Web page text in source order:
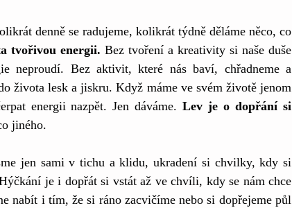
denně se radujeme, kolikrát týdně děláme něco, co
tvořivou energii. Bez tvoření a kreativity si naše duše
neproudí. Bez aktivit, které nás baví, chřadneme a
života lesk a jiskru. Když máme ve svém životě jenom
energii nazpět. Jen dáváme. Lev je o dopřání si
jiného.
jen sami v tichu a klidu, ukradení si chvilky, kdy si
je i dopřát si vstát až ve chvíli, kdy se nám chce
nabít i tím, že si ráno zacvičíme nebo si dopřejeme půl